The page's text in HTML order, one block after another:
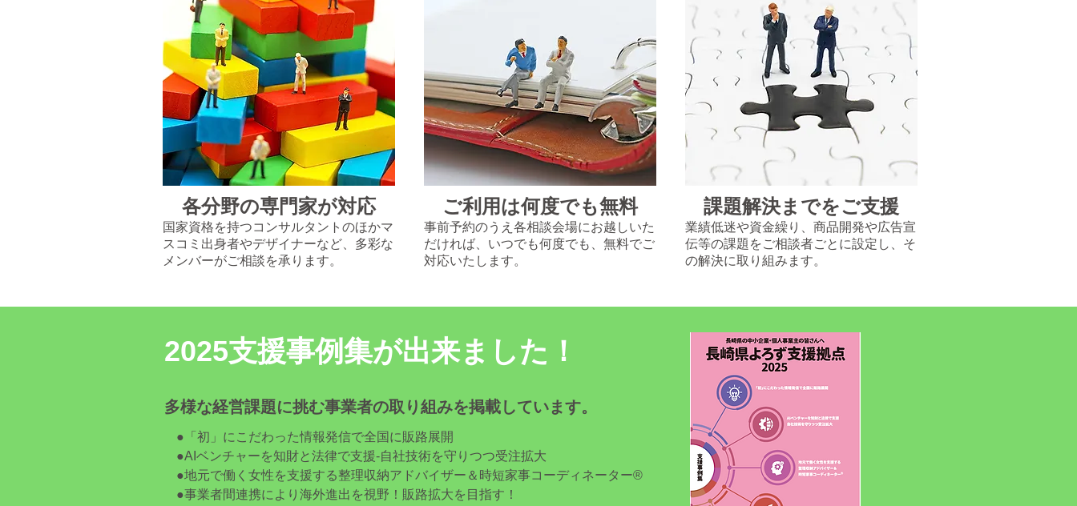
各分野の専門家が対応
国家資格を持つコンサルタントのほかマ
スコミ出身者やデザイナーなど、多彩な
メンバーがご相談を承ります。
ご利用は何度でも無料
事前予約のうえ各相談会場にお越しいた
だければ、いつでも何度でも、無料でご
対応いたします。
​課題解決までをご支援
業績低迷や資金繰り、商品開発や広告宣
伝等の課題をご相談者ごとに設定し、そ
の解決に取り組みます。
2025支援事例集が出来ました！
​多様な経営課題に挑む事業者の取り組みを掲載しています。
●「初」にこだわった情報発信で全国に販路展開
●AIベンチャーを知財と法律で支援-自社技術を守りつつ受注拡大
●地元で働く女性を支援する整理収納アドバイザー＆時短家事コーディネーター®
●事業者間連携により海外進出を視野！販路拡大を目指す！